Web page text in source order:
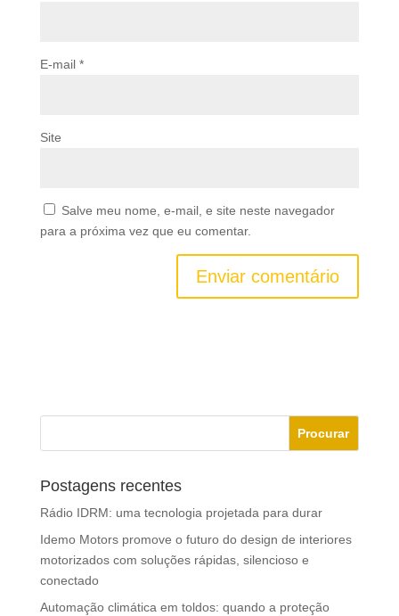
E-mail *
Site
Salve meu nome, e-mail, e site neste navegador
para a próxima vez que eu comentar.
Postagens recentes
Rádio IDRM: uma tecnologia projetada para durar
Idemo Motors promove o futuro do design de interiores
motorizados com soluções rápidas, silencioso e
conectado
Automação climática em toldos: quando a proteção